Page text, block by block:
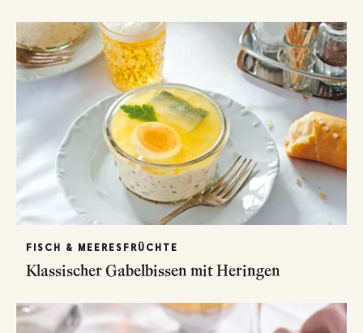
FISCH & MEERESFRÜCHTE
Klassischer Gabelbissen mit Heringen